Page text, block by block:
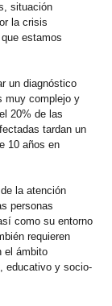
situación
la crisis
estamos
un diagnóstico
muy complejo y
20% de las
tardan un
10 años en
la atención
personas
como su entorno
requieren
el ámbito
educativo y socio-